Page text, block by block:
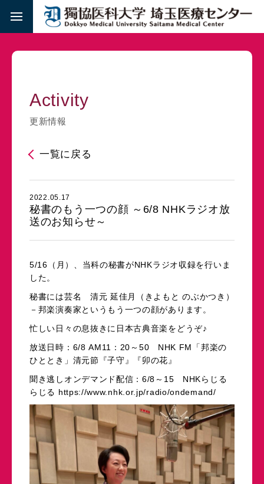
Activity
更新情報
一覧に戻る
2022.05.17
秘書のもう一つの顔 ～6/8 NHKラジオ放
送のお知らせ～
5/16（月）、当科の秘書がNHKラジオ収録を行いま
した。
秘書には芸名 清元 延佳月（きよもと のぶかつき）
－邦楽演奏家というもう一つの顔があります。
忙しい日々の息抜きに日本古典音楽をどうぞ♪
放送日時：6/8 AM11：20～50 NHK FM「邦楽の
ひととき」清元節『子守』『卯の花』
聞き逃しオンデマンド配信：6/8～15 NHKらじる
らじる https://www.nhk.or.jp/radio/ondemand/